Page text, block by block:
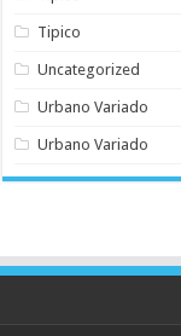
Tipico
Uncategorized
Urbano Variado
Urbano Variado